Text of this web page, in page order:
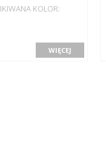
KOLOR:
WIĘCEJ